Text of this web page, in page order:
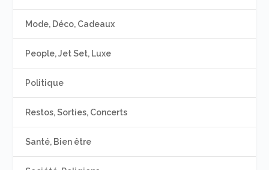
Mode, Déco, Cadeaux
People, Jet Set, Luxe
Politique
Restos, Sorties, Concerts
Santé, Bien être